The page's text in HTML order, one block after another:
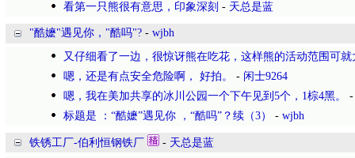
看第一只熊很有意思，印象深刻 - 天总是蓝
"酷嬷"遇见你，"酷吗"? - wjbh
又仔细看了一边，很惊讶熊在吃花，这样熊的活动范围可就
嗯，还是有点安全危险啊， 好拍。
- 闲士9264
嗯，我在美加共享的冰川公园一个下午见到5个，1棕4黑。
标题是 ：“酷嬷”遇见你 ，“酷吗”？续（3）
- wjbh
铁锈工厂-伯利恒钢铁厂 - 天总是蓝